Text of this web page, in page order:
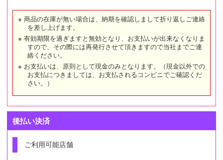
商品の在庫が無い場合は、納期を確認しまして折り返しご連絡
を差し上げます。
有効期限を過ぎますと無効となり、お支払いが出来なくなりま
すので、その際には再発行させて頂きますので当社までご連
絡ください。
お支払いは、原則として現金のみとなります。（現金以外での
お支払につきましては、お支払されるコンビニでご確認くだ
さい。）
後払い決済
ご利用可能店舗